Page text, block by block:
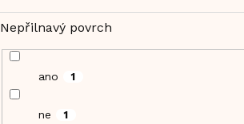
Nepřilnavý povrch
ano 1
ne 1